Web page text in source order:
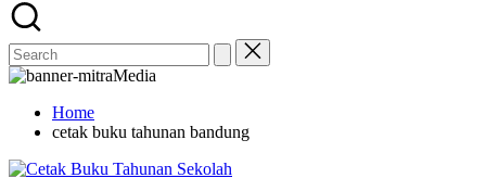
Home
cetak buku tahunan bandung